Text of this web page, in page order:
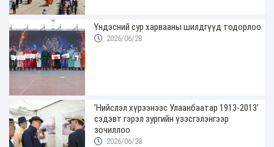
Үндэсний сур харвааны шилдгүүд тодорлоо
2026/06/28
'Нийслэл хүрээнээс Улаанбаатар 1913-2013'
сэдэвт гэрэл зургийн үзэсгэлэнгээр
зочиллоо
2026/06/28